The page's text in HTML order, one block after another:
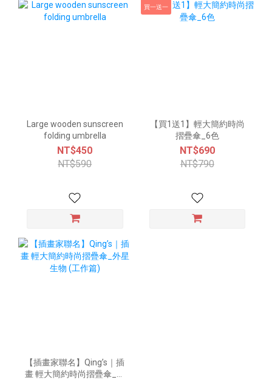
Large wooden sunscreen
folding umbrella
NT$450
NT$590
買一送一
【買1送1】輕大簡約時尚
摺疊傘_6色
NT$690
NT$790
【插畫家聯名】Qing’s｜插
畫 輕大簡約時尚摺疊傘_外